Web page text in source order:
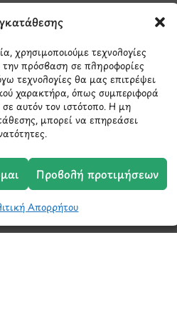
χρησιμοποιούμε τεχνολογίες
πρόσβαση σε πληροφορίες
τεχνολογίες θα μας επιτρέψει
χαρακτήρα, όπως συμπεριφορά
αυτόν τον ιστότοπο. Η μη
μπορεί να επηρεάσει
Προβολή προτιμήσεων
Απορρήτου
Μάθετε